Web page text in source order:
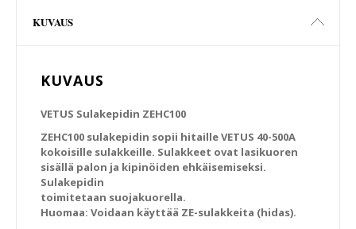
KUVAUS
KUVAUS
VETUS Sulakepidin ZEHC100
ZEHC100 sulakepidin sopii hitaille VETUS 40-500A
kokoisille sulakkeille. Sulakkeet ovat lasikuoren
sisällä palon ja kipinöiden ehkäisemiseksi.
Sulakepidin
toimitetaan suojakuorella.
Huomaa: Voidaan käyttää ZE-sulakkeita (hidas).